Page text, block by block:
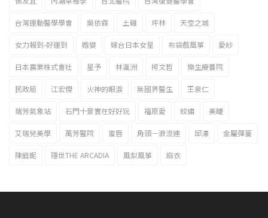
台灣運動醫學學會 吳依霖 土雞 坪林 天空之城
女力報到-好運到 婚變 嫁台日本女星 布袋戲風箏 愛紗
日本農業株式會社 星予 林瀛洲 柯文哲 樂生療養院
民政局 江宏傑 火神的眼淚 無國界醫生 王泉仁
瑞芳氣象站 石門十景實在好好玩 福原愛 紋繡 美睫
艾瑞兒美學 萬芳醫院 蜜唇 角頭－浪流連 邱澤 金屬彈簧
陳庭妮 隱世THE ARCADIA 風梨風箏 麻衣